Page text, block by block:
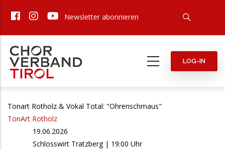
zum
Newsletter abonnieren
LOG-IN
Tonart Rotholz & Vokal Total: "Ohrenschmaus"
TonArt Rotholz
19.06.2026
Schlosswirt Tratzberg | 19:00 Uhr